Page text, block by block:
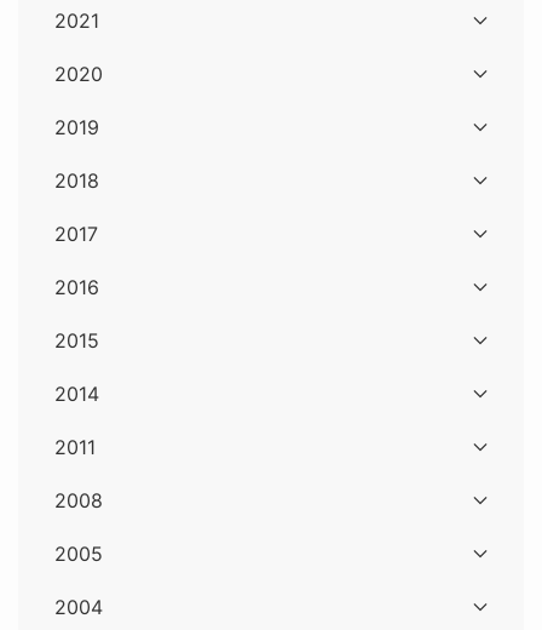
2021
2020
2019
2018
2017
2016
2015
2014
2011
2008
2005
2004